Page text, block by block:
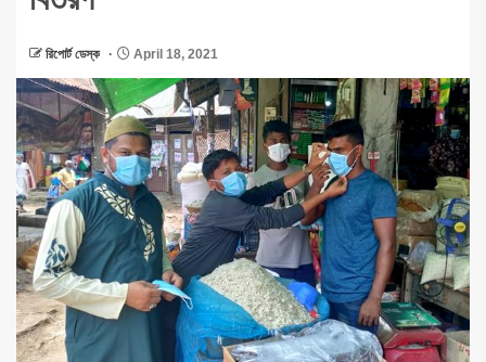
রিপোর্ট ডেস্ক April 18, 2021